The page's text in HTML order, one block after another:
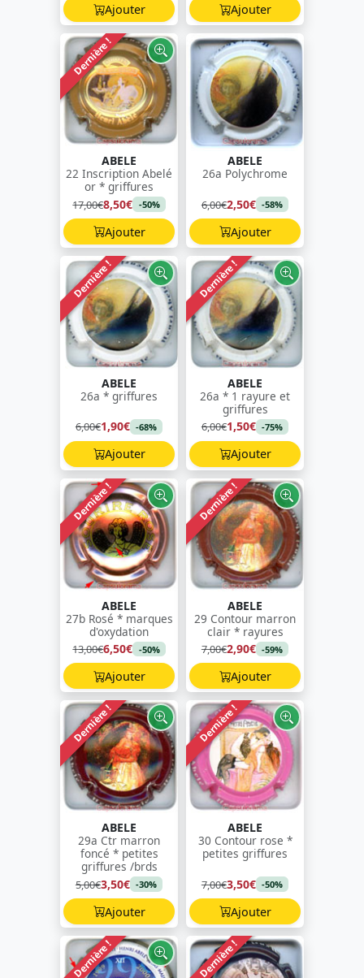
Ajouter Ajouter
Dernière !
ABELE
22 Inscription Abelé
or * griffures
17,00€8,50€ -50%
Ajouter
ABELE
26a Polychrome
6,00€2,50€ -58%
Ajouter
Dernière !
ABELE
26a * griffures
6,00€1,90€ -68%
Ajouter
Dernière !
ABELE
26a * 1 rayure et
griffures
6,00€1,50€ -75%
Ajouter
Dernière !
ABELE
27b Rosé * marques
d'oxydation
13,00€6,50€ -50%
Ajouter
Dernière !
ABELE
29 Contour marron
clair * rayures
7,00€2,90€ -59%
Ajouter
Dernière !
ABELE
29a Ctr marron
foncé * petites
griffures /brds
5,00€3,50€ -30%
Ajouter
Dernière !
ABELE
30 Contour rose *
petites griffures
7,00€3,50€ -50%
Ajouter
Dernière ! Dernière !